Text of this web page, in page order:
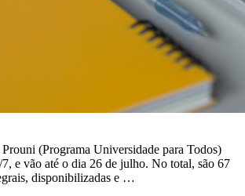
(Programa Universidade para Todos)
e vão até o dia 26 de julho. No total, são 67
disponibilizadas e …